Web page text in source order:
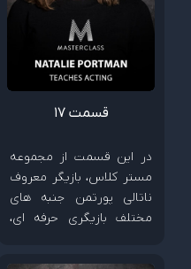
قسمت 17
در این قسمت از مجموعه
مستر کلاس، بازیگر معروف
ناتالی پورتمن جنبه های
مختلف بازیگری حرفه ای،